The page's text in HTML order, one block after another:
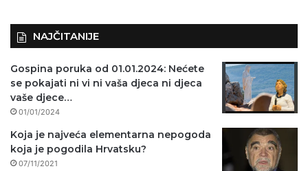
NAJČITANIJE
Gospina poruka od 01.01.2024: Nećete
se pokajati ni vi ni vaša djeca ni djeca
vaše djece…
01/01/2024
Koja je najveća elementarna nepogoda
koja je pogodila Hrvatsku?
07/11/2021